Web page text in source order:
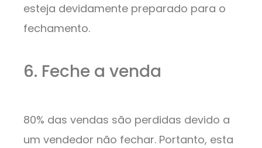
esteja devidamente preparado para o
fechamento.
6. Feche a venda
80% das vendas são perdidas devido a
um vendedor não fechar. Portanto, esta